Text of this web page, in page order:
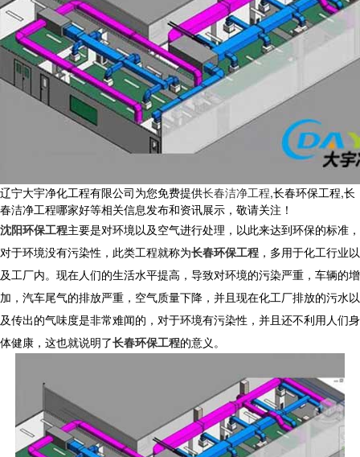
辽宁大宇净化工程有限公司为您免费提供长春洁净工程,长春环保工程,长
春洁净工程哪家好等相关信息发布和资讯展示，敬请关注！
沈阳环保工程主要是对环境以及空气进行处理，以此来达到环保的标准，
对于环境没有污染性，此类工程就称为长春环保工程 ，多用于化工行业以
及工厂内。现在人们的生活水平提高，导致对环境的污染严重，车辆的增
加，汽车尾气的排放严重，空气质量下降，并且现在化工厂排放的污水以
及传出的气味度是非常难闻的，对于环境有污染性，并且还不利用人们身
体健康，这也就说明了长春环保工程的意义。